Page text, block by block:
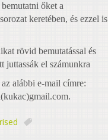
őket a
keretében, és ezzel is
rövid bemutatással és
juttassák el számunkra
alábbi e-mail címre: